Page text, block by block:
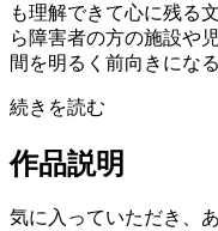
も理解できて心に残る
ら障害者の方の施設や
間を明るく前向きにな
続きを読む
作品説明
気に入っていただき、